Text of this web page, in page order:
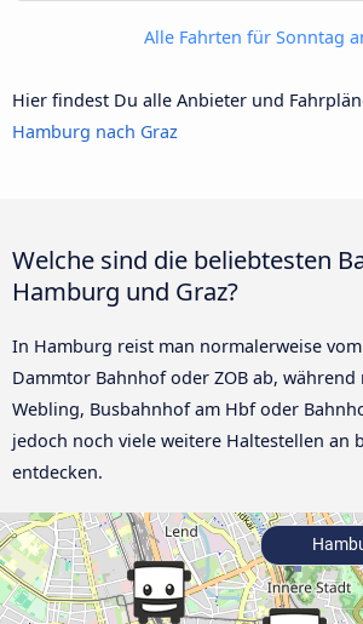
Alle Fahrten für Sonntag
Hier findest Du alle Anbieter und
Hamburg nach Graz
Welche sind die beliebtesten
Hamburg und Graz?
In Hamburg reist man normalerweise
Dammtor Bahnhof oder ZOB ab, während
Webling, Busbahnhof am Hbf oder
jedoch noch viele weitere Haltestellen an
entdecken.